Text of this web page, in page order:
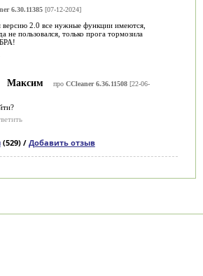
6.30.11385[07-12-2024]
версию 2.0 все нужные функции имеются,
не пользовался, только прога тормозила
Максим про CCleaner 6.36.11508[22-06-
(529) / Добавить отзыв